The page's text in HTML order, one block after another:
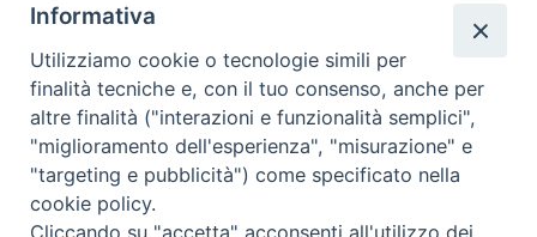
Redazione
Scrivici
Copyright © 2019 - Tutti i diritti riservati - Vita
Informativa
Utilizziamo cookie o tecnologie simili per
finalità tecniche e, con il tuo consenso, anche per
altre finalità ("interazioni e funzionalità semplici",
"miglioramento dell'esperienza", "misurazione" e
"targeting e pubblicità") come specificato nella
cookie policy.